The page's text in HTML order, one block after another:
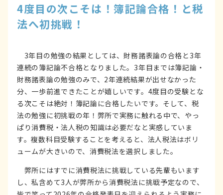
4度目の次こそは！簿記論合格！と税
法へ初挑戦！
3年目の勉強の結果としては、財務諸表論の合格と3年
連続の簿記論不合格となりました。3年目までは簿記論・
財務諸表論の勉強のみで、2年連続結果が出せなかった
分、一歩前進できたことが嬉しいです。4度目の受験とな
る次こそは絶対！簿記論に合格したいです。そして、税
法の勉強に初挑戦の年！弊所で実務に触れる中で、やっ
ぱり消費税・法人税の知識は必要だなと実感していま
す。複数科目受験することを考えると、法人税法はボリ
ュームが大きいので、消費税法を選択しました。
弊所にはすでに消費税法に挑戦している先輩もいます
し、私含めて3人が弊所から消費税法に挑戦予定なので、